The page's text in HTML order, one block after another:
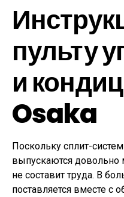
пульту
и
Osaka
Поскольку сплит-
выпускаются довольно
не составит труда. В
поставляется вместе с